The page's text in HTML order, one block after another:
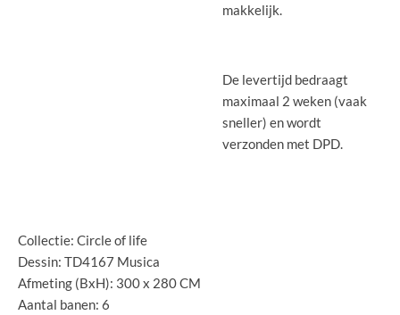
makkelijk.
De levertijd bedraagt
maximaal 2 weken (vaak
sneller) en wordt
verzonden met DPD.
Collectie: Circle of life
Dessin: TD4167 Musica
Afmeting (BxH): 300 x 280 CM
Aantal banen: 6